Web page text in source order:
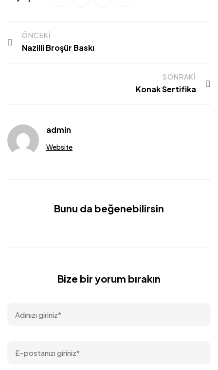
ÖNCEKI
Nazilli Broşür Baskı
SONRAKI
Konak Sertifika
admin
Website
Bunu da beğenebilirsin
Bize bir yorum bırakın